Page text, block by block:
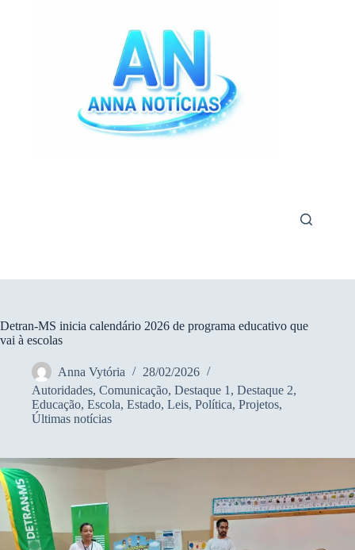
Detran-MS inicia calendário 2026 de programa educativo que
vai à escolas
Anna Vytória
28/02/2026
Autoridades, Comunicação, Destaque 1 , Destaque 2,
Educação, Escola, Estado, Leis, Política, Projetos,
Últimas notícias